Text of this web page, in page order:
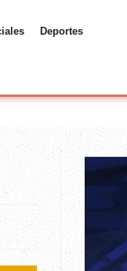
Deportes